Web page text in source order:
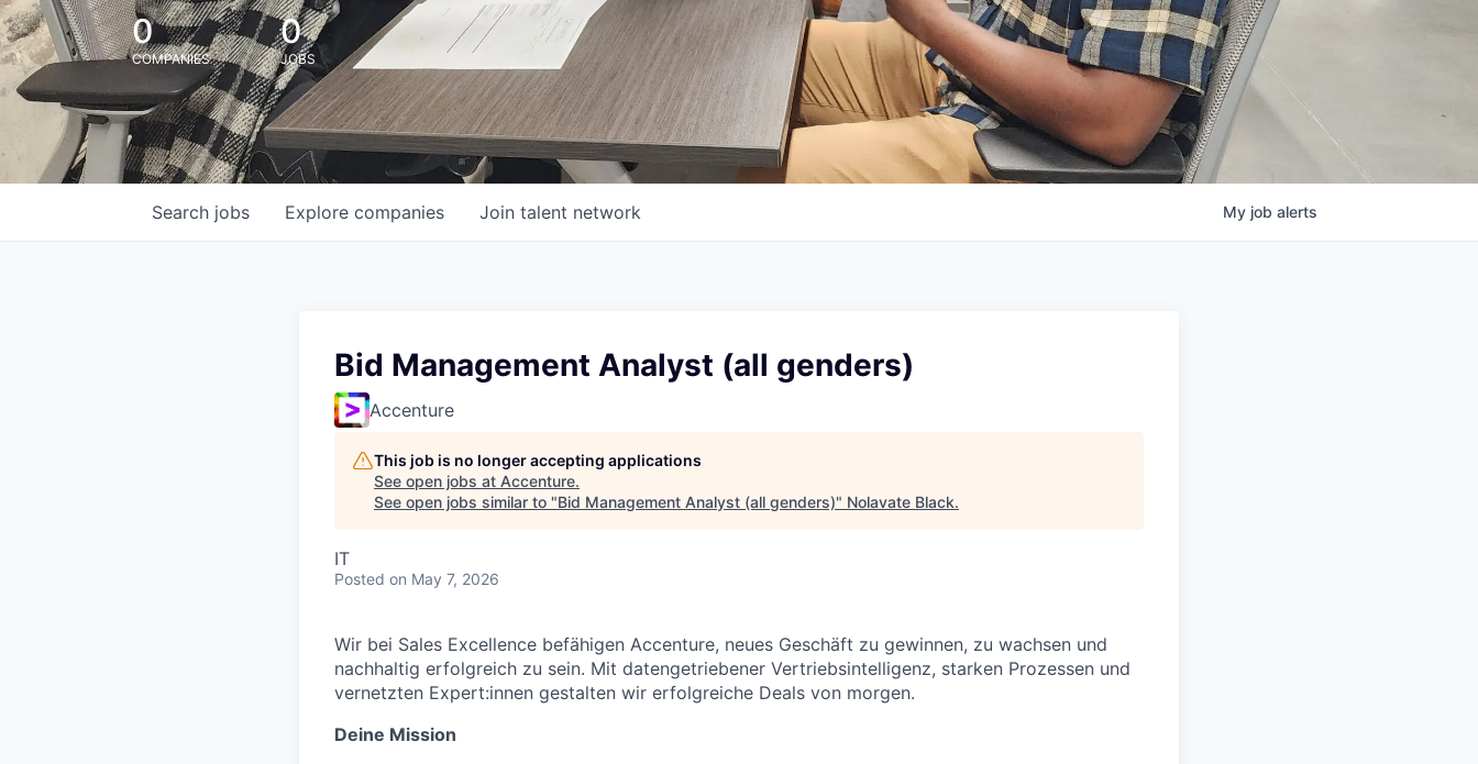
0
COMPANIES
0
JOBS
Search jobs Explore companies Join talent network My job alerts
Bid Management Analyst (all genders)
Accenture
This job is no longer accepting applications
See open jobs at Accenture.
See open jobs similar to "Bid Management Analyst (all genders)" Nolavate Black.
IT
Posted on May 7, 2026
Wir bei Sales Excellence befähigen Accenture, neues Geschäft zu gewinnen, zu wachsen und
nachhaltig erfolgreich zu sein. Mit datengetriebener Vertriebsintelligenz, starken Prozessen und
vernetzten Expert:innen gestalten wir erfolgreiche Deals von morgen.
Deine Mission